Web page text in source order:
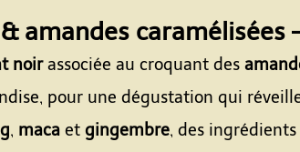
amandes
noirassociée au croquant des
pour une dégustation qui
, macaet gingembre, des